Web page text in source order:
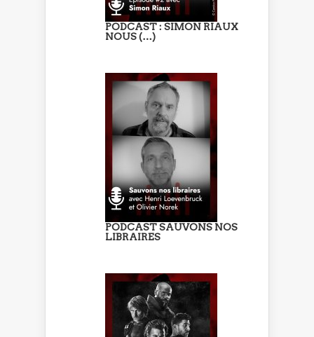
PODCAST : SIMON RIAUX
NOUS (…)
PODCAST SAUVONS NOS
LIBRAIRES